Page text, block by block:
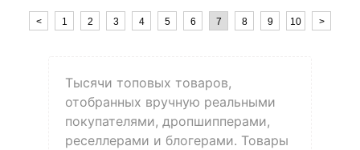
< 1 2 3 4 5 6 7 8 9 10 >
Тысячи топовых товаров,
отобранных вручную реальными
покупателями, дропшипперами,
реселлерами и блогерами. Товары